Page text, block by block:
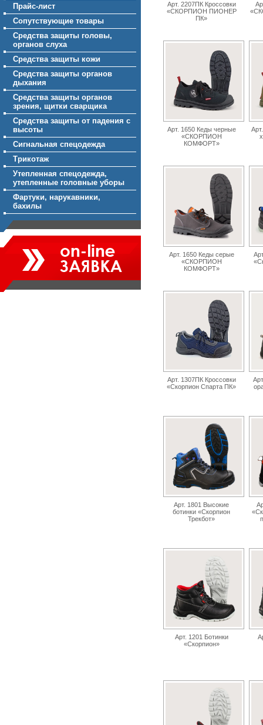
Прайс-лист
Сопутствующие товары
Средства защиты головы,
органов слуха
Средства защиты кожи
Средства защиты органов
дыхания
Средства защиты органов
зрения, щитки сварщика
Средства защиты от падения с
высоты
Сигнальная спецодежда
Трикотаж
Утепленная спецодежда,
утепленные головные уборы
Фартуки, нарукавники,
бахилы
Арт. 2207ПК Кроссовки
«СКОРПИОН ПИОНЕР
ПК»
Арт. 1650 Кеды черные
«СКОРПИОН
КОМФОРТ»
Арт. 1650 Кеды серые
«СКОРПИОН
КОМФОРТ»
Арт. 1307ПК Кроссовки
«Скорпион Спарта ПК»
Арт. 1801 Высокие
ботинки «Скорпион
Трекбот»
Арт. 1201 Ботинки
«Скорпион»